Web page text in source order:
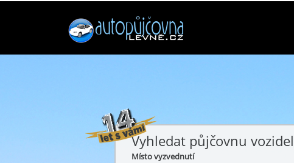
Vyhledat půjčovnu vozidel
Místo vyzvednutí